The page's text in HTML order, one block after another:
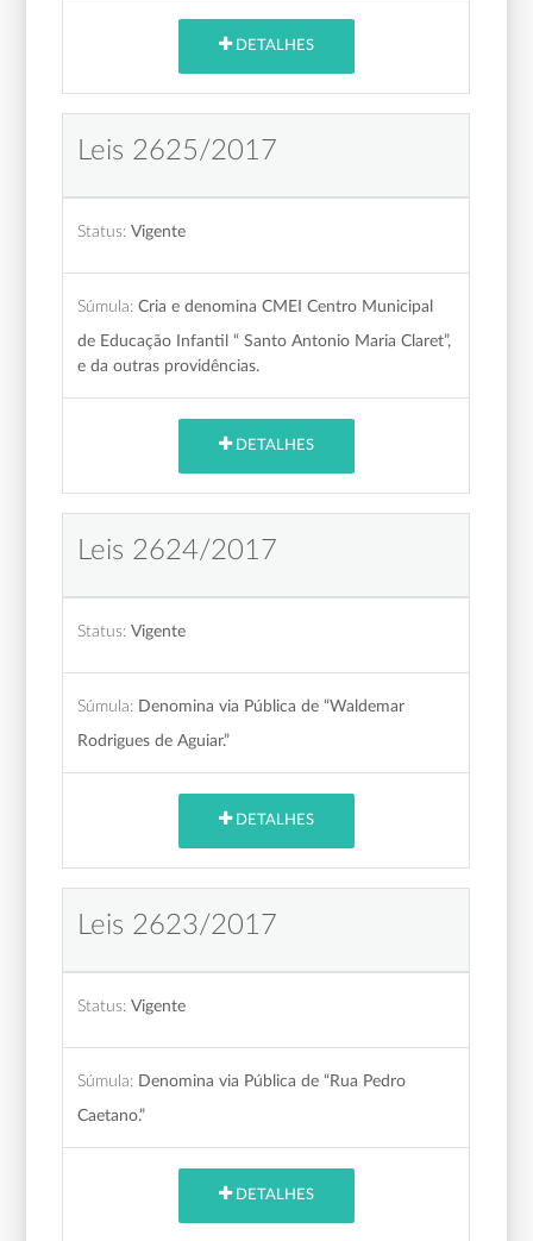
DETALHES
Leis 2625/2017
Status: Vigente
Súmula: Cria e denomina CMEI Centro Municipal
de Educação Infantil “ Santo Antonio Maria Claret”,
e da outras providências.
DETALHES
Leis 2624/2017
Status: Vigente
Súmula: Denomina via Pública de “Waldemar
Rodrigues de Aguiar.”
DETALHES
Leis 2623/2017
Status: Vigente
Súmula: Denomina via Pública de “Rua Pedro
Caetano.”
DETALHES